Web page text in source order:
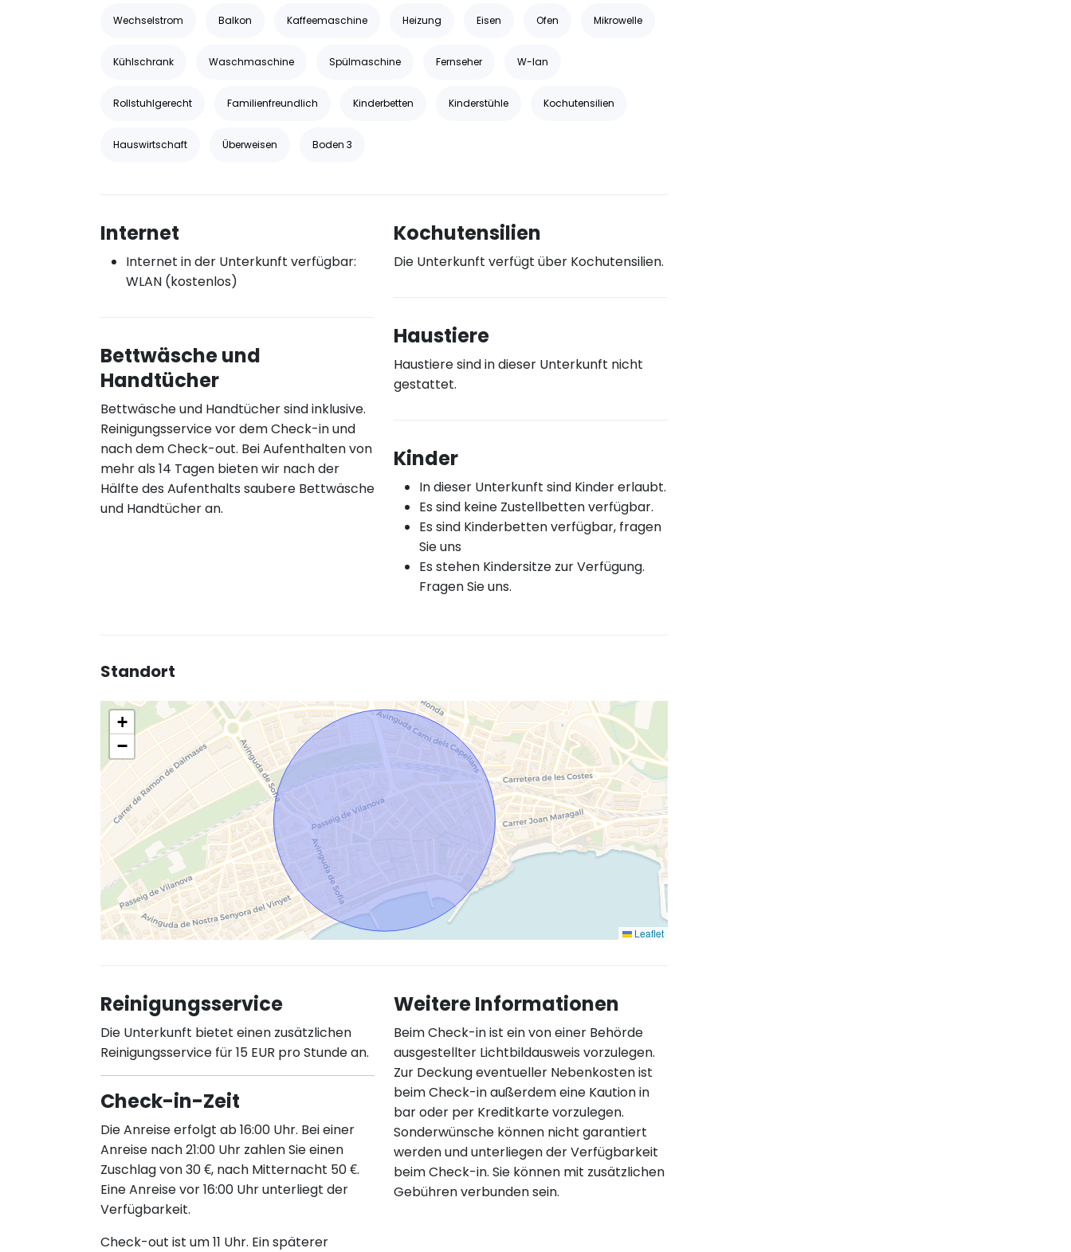
Wechselstrom Balkon Kaffeemaschine Heizung Eisen Ofen Mikrowelle
Kühlschrank Waschmaschine Spülmaschine Fernseher W-lan
Rollstuhlgerecht Familienfreundlich Kinderbetten Kinderstühle Kochutensilien
Hauswirtschaft Überweisen Boden 3
Internet
Internet in der Unterkunft verfügbar:
WLAN (kostenlos)
Bettwäsche und
Handtücher
Bettwäsche und Handtücher sind inklusive.
Reinigungsservice vor dem Check-in und
nach dem Check-out. Bei Aufenthalten von
mehr als 14 Tagen bieten wir nach der
Hälfte des Aufenthalts saubere Bettwäsche
und Handtücher an.
Kochutensilien
Die Unterkunft verfügt über Kochutensilien.
Haustiere
Haustiere sind in dieser Unterkunft nicht
gestattet.
Kinder
In dieser Unterkunft sind Kinder erlaubt.
Es sind keine Zustellbetten verfügbar.
Es sind Kinderbetten verfügbar, fragen
Sie uns
Es stehen Kindersitze zur Verfügung.
Fragen Sie uns.
Standort
+
−
Leaflet
Reinigungsservice
Die Unterkunft bietet einen zusätzlichen
Reinigungsservice für 15 EUR pro Stunde an.
Check-in-Zeit
Die Anreise erfolgt ab 16:00 Uhr. Bei einer
Anreise nach 21:00 Uhr zahlen Sie einen
Zuschlag von 30 €, nach Mitternacht 50 €.
Eine Anreise vor 16:00 Uhr unterliegt der
Verfügbarkeit.
Check-out ist um 11 Uhr. Ein späterer
Weitere Informationen
Beim Check-in ist ein von einer Behörde
ausgestellter Lichtbildausweis vorzulegen.
Zur Deckung eventueller Nebenkosten ist
beim Check-in außerdem eine Kaution in
bar oder per Kreditkarte vorzulegen.
Sonderwünsche können nicht garantiert
werden und unterliegen der Verfügbarkeit
beim Check-in. Sie können mit zusätzlichen
Gebühren verbunden sein.